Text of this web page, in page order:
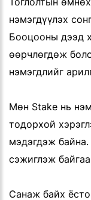
нэмэгдүүлэх
Бооцооны дээд
өөрчлөгдөж
нэмэгдлийг
Мөн Stake нь
тодорхой
мэдэгдэж
сэжиглэж
Санаж байх